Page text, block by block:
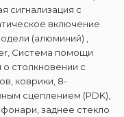
сигнализация с
включение
(алюминий) ,
Система помощи
столкновении с
коврики, 8-
сцеплением (PDK),
заднее стекло